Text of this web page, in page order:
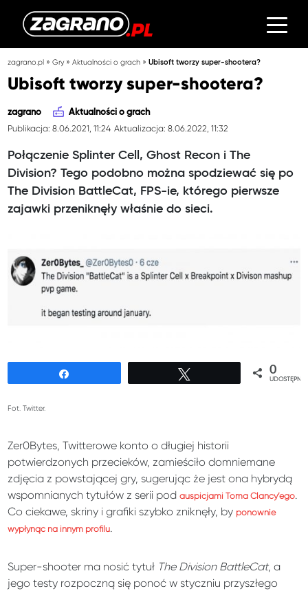
zagrano.pl »Gry»Aktualności o grach »Ubisoft tworzy super-shootera?
Ubisoft tworzy super-shootera?
zagrano Aktualności o grach
Publikacja: 8.06.2021, 11:24 Aktualizacja: 8.06.2022, 11:32
Połączenie Splinter Cell, Ghost Recon i The
Division? Tego podobno można spodziewać się po
The Division BattleCat, FPS-ie, którego pierwsze
zajawki przeniknęły właśnie do sieci.
0
Fot. Twitter.
Zer0Bytes, Twitterowe konto o długiej historii
potwierdzonych przecieków, zamieściło domniemane
zdjęcia z powstającej gry, sugerując że jest ona hybrydą
wspomnianych tytułów z serii podauspicjami Toma Clancy’ego.
Co ciekawe, skriny i grafiki szybko zniknęły, by ponownie
wypłynąć na innym profilu.
Super-shooter ma nosić tytuł The Division BattleCat, a
jego testy rozpoczną się ponoć w styczniu przyszłego